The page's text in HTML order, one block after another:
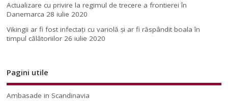
Actualizare cu privire la regimul de trecere a frontierei în
Danemarca 28 iulie 2020
Vikingii ar fi fost infectaţi cu variolă şi ar fi răspândit boala în
timpul călătoriilor 26 iulie 2020
Pagini utile
Ambasade in Scandinavia